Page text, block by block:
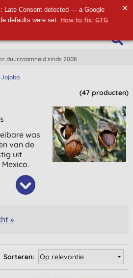
Late Consent detected — a Google
defaults were set. How to fix: GTG
✕
duurzaamheid sinds 2008
Jojoba
(47 producten)
was
van de
uit
»
Sorteren: